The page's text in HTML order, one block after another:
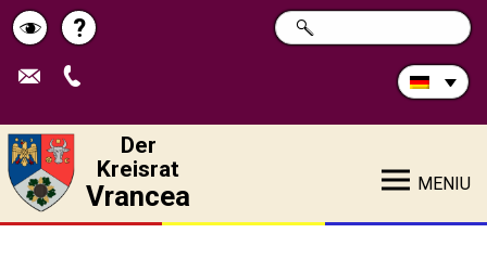
Schimbă
contrastul
Pagina
de
?
Durchsuchen
Sie
SUCHE
Der
Kreisrat
Vrancea MENIU